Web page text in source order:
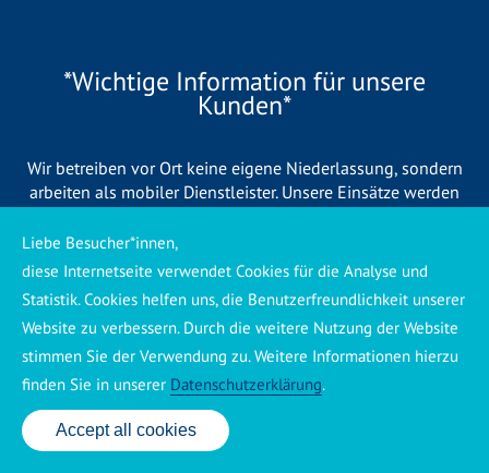
*Wichtige Information für unsere
Kunden*
Wir betreiben vor Ort keine eigene Niederlassung, sondern
arbeiten als mobiler Dienstleister. Unsere Einsätze werden
regionale Partnerbetriebe durchgeführt. Dadurch können wir
eine schnelle Verfügbarkeit und einen zuverlässigen 24/7-
Service sicherstellen. Sollte kein eigener Mitarbeiter
unmittelbar verfügbar sein, übernehmen Partnerbetriebe aus
Ihrer Region den Auftrag. Alle eingesetzten Betriebe sind
verpflichtet, Sie vor Beginn der Arbeiten transparent über die
voraussichtlichen Kosten zu informieren und ortsübliche
Preise zu berechnen.
24 Std. Service: ✆ 0176 160 517 86
Accept all cookies
Liebe Besucher*innen,
diese Internetseite verwendet Cookies für die Analyse und
Statistik. Cookies helfen uns, die Benutzerfreundlichkeit unserer
Website zu verbessern. Durch die weitere Nutzung der Website
stimmen Sie der Verwendung zu. Weitere Informationen hierzu
finden Sie in unserer Datenschutzerklärung.